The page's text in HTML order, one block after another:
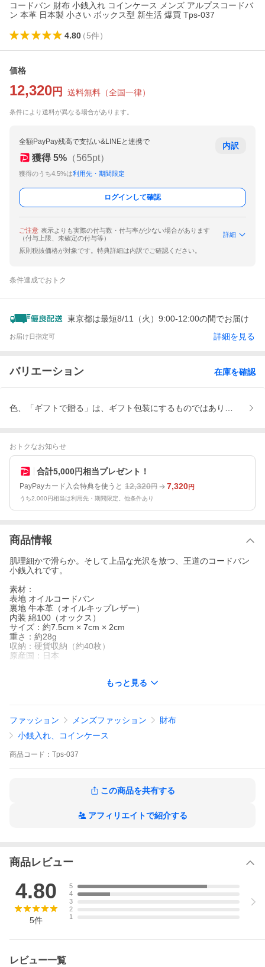
コードバン 財布 小銭入れ コインケース メンズ アルプスコードバ
ン 本革 日本製 小さい ボックス型 新生活 爆買 Tps-037
4.80（5件）
価格
12,320 円 送料無料 （全国一律）
条件により送料が異なる場合があります。
全額PayPay残高で支払い&LINEと連携で
獲得 5% （565pt）
獲得のうち4.5%は利用先・期間限定
内訳
ログインして確認
ご注意 表示よりも実際の付与数・付与率が少ない場合があります
（付与上限、未確定の付与等）
詳細
原則税抜価格が対象です。特典詳細は内訳でご確認ください。
条件達成でおトク
東京都は最短8/11（火）9:00-12:00の間でお届け
お届け日指定可 詳細を見る
バリエーション 在庫を確認
色、「ギフトで贈る」は、ギフト包装にするものではありません。
おトクなお知らせ
合計5,000円相当プレゼント！
PayPayカード入会特典を使うと 12,320円 7,320円
うち2,000円相当は利用先・期間限定。他条件あり
商品情報
肌理細かで滑らか。そして上品な光沢を放つ、王道のコードバン
小銭入れです。
素材：
表地 オイルコードバン
裏地 牛本革（オイルキップレザー）
内装 綿100（オックス）
サイズ：約7.5cm × 7cm × 2cm
重さ：約28g
収納：硬貨収納（約40枚）
原産国：日本
ド 皮 オシャレ ビジネス オイルコードバン レザー フレッシャーズ
ト
もっと見る
ファッション メンズファッション
財布
小銭入れ、コインケース
商品 コード： Tps-037
この商品を共有する
アフィリエイトで紹介する
商品レビュー
4.80
5件
5
4
3
2
1
レビュー一覧